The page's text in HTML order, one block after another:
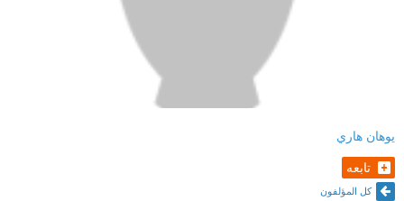
يوهان هاري
تابعه
كل المؤلفون